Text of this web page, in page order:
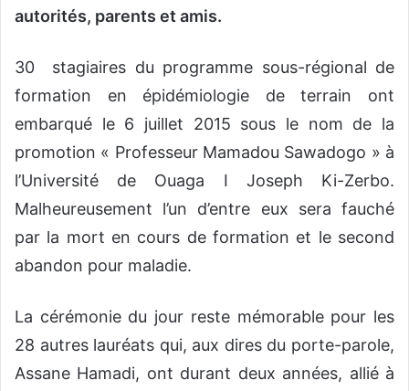
autorités, parents et amis.
30 stagiaires du programme sous-régional de
formation en épidémiologie de terrain ont
embarqué le 6 juillet 2015 sous le nom de la
promotion « Professeur Mamadou Sawadogo » à
l’Université de Ouaga I Joseph Ki-Zerbo.
Malheureusement l’un d’entre eux sera fauché
par la mort en cours de formation et le second
abandon pour maladie.
La cérémonie du jour reste mémorable pour les
28 autres lauréats qui, aux dires du porte-parole,
Assane Hamadi, ont durant deux années, allié à